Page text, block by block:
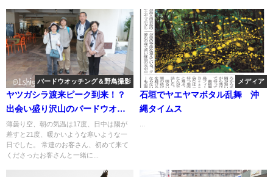
バードウオッチング＆野鳥撮影
ヤツガシラ渡来ピーク到来！？
出会い盛り沢山のバードウオッ
チング＆野鳥撮影ツアー。
薄曇り空、朝の気温は17度、日中は陽が
差すと21度、暖かいような寒いような一
日でした。 常連のお客さん、初めて来て
くださったお客さんと一緒に...
メディア
石垣でヤエヤマボタル乱舞 沖
縄タイムス